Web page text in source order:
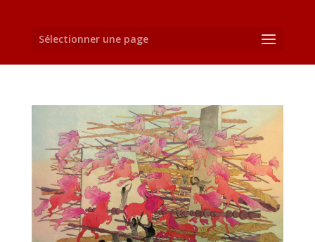
Sélectionner une page